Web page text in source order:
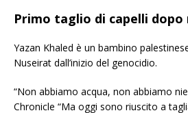
Primo taglio di capelli dopo
Yazan Khaled è un bambino
Nuseirat dall’inizio del genocidio.
“Non abbiamo acqua, non abbiamo
Chronicle “Ma oggi sono riuscito a